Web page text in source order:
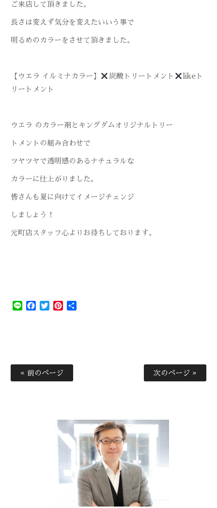
ご来店して頂きました。
長さは変えず気分を変えたいいう事で
明るめのカラーをさせて頂きました。
【ウエラ イルミナカラー】 炭酸トリートメント
likeト
リートメント
ウエラ のカラー剤とキングダムオリジナルトリー
トメントの組み合わせで
ツヤツヤで透明感のあるナチュラルな
カラーに仕上がりました。
皆さんも夏に向けてイメージチェンジ
しましょう！
元町店スタッフ心よりお待ちしております。
Line Facebook
TwitterPinterest
« 前のページ 次のページ »